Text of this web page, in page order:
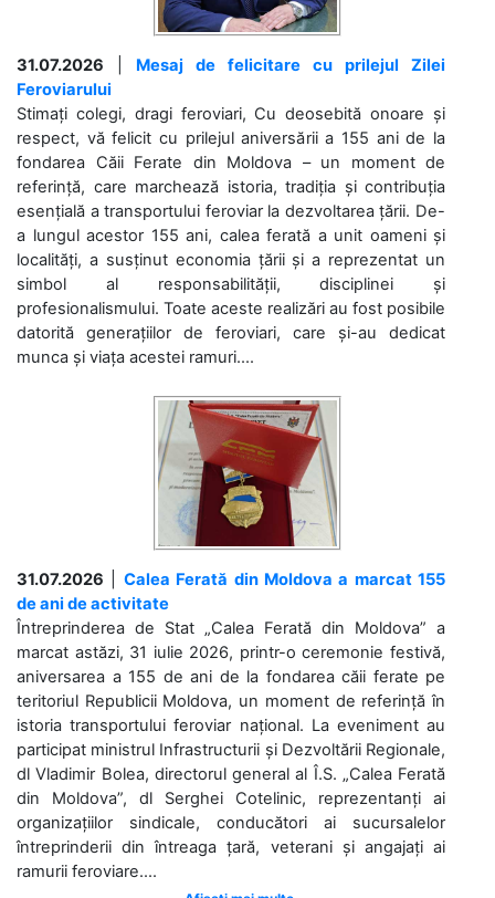
31.07.2026
Mesaj de felicitare cu prilejul Zilei
Feroviarului
Stimați colegi, dragi feroviari, Cu deosebită onoare și
respect, vă felicit cu prilejul aniversării a 155 ani de la
fondarea Căii Ferate din Moldova – un moment de
referință, care marchează istoria, tradiția și contribuția
esențială a transportului feroviar la dezvoltarea țării. De-
a lungul acestor 155 ani, calea ferată a unit oameni și
localități, a susținut economia țării și a reprezentat un
simbol al responsabilității, disciplinei și
profesionalismului. Toate aceste realizări au fost posibile
datorită generațiilor de feroviari, care și-au dedicat
munca și viața acestei ramuri....
31.07.2026
Calea Ferată din Moldova a marcat 155
de ani de activitate
Întreprinderea de Stat „Calea Ferată din Moldova” a
marcat astăzi, 31 iulie 2026, printr-o ceremonie festivă,
aniversarea a 155 de ani de la fondarea căii ferate pe
teritoriul Republicii Moldova, un moment de referință în
istoria transportului feroviar național. La eveniment au
participat ministrul Infrastructurii și Dezvoltării Regionale,
dl Vladimir Bolea, directorul general al Î.S. „Calea Ferată
din Moldova”, dl Serghei Cotelinic, reprezentanți ai
organizațiilor sindicale, conducători ai sucursalelor
întreprinderii din întreaga țară, veterani și angajați ai
ramurii feroviare....